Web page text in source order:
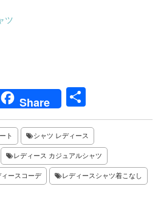
ツ
Share
有
ト シャツ レディース
レディース カジュアルシャツ
ィースコーデ レディースシャツ着こなし